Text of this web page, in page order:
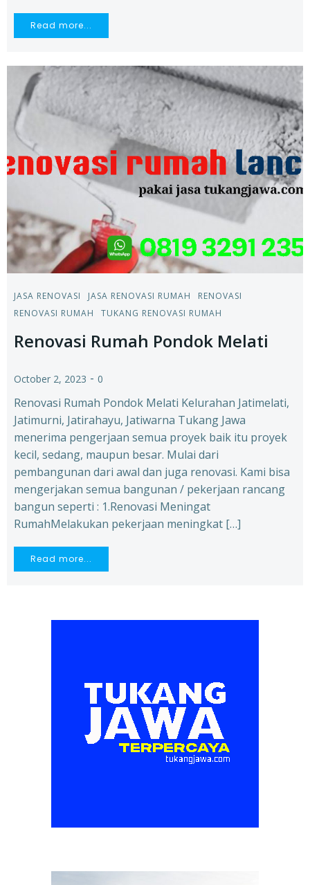
Read more...
JASA RENOVASI JASA RENOVASI RUMAH
RENOVASI
RENOVASI RUMAH
TUKANG RENOVASI RUMAH
Renovasi Rumah Pondok Melati
October 2, 2023 - 0
Renovasi Rumah Pondok Melati Kelurahan Jatimelati,
Jatimurni, Jatirahayu, Jatiwarna Tukang Jawa
menerima pengerjaan semua proyek baik itu proyek
kecil, sedang, maupun besar. Mulai dari
pembangunan dari awal dan juga renovasi. Kami bisa
mengerjakan semua bangunan / pekerjaan rancang
bangun seperti : 1.Renovasi Meningat
RumahMelakukan pekerjaan meningkat […]
Read more...